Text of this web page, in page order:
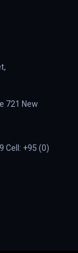
721 New
Cell: +95 (0)